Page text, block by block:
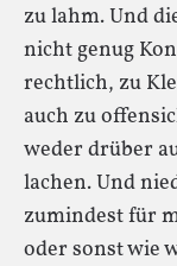
zu lahm. Und
nicht genug
rechtlich, zu
auch zu
weder drüber
lachen. Und
zumindest für
oder sonst wie